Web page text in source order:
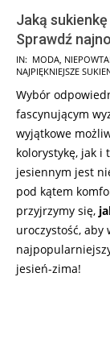
Jaką
Sprawdź
2025-
10-
20
IN: MODA,
NAJPIĘKNIEJSZE
Wybór
fascynującym
wyjątkowe
kolorystykę, jak i
jesiennym jest
pod kątem
przyjrzymy się,
uroczystość,
jesień-zima!